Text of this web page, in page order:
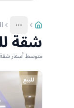
More
عرضشقة
متوسط أسعار شقة للبيع في الهرم يتراوح
للبيع